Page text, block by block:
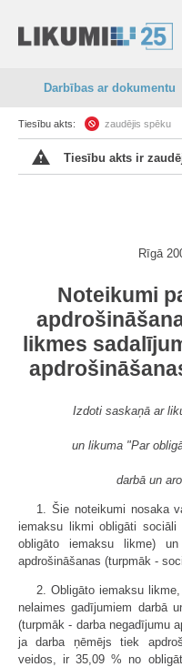
Darbības ar dokumentu
Tiesību akts: zaudējis spēku
Tiesību akts ir
Rīgā
Noteikumi
likmes
Izdoti saskaņā ar
un likuma "Par
darbā un
1. Šie noteikumi nosaka
iemaksu likmi obligāti sociāli
obligāto iemaksu likme)
apdrošināšanas (turpmāk -
2. Obligāto iemaksu
nelaimes gadījumiem darbā
(turpmāk - darba negadījumu
ja darba ņēmējs tiek
veidos, ir 35,09 % no